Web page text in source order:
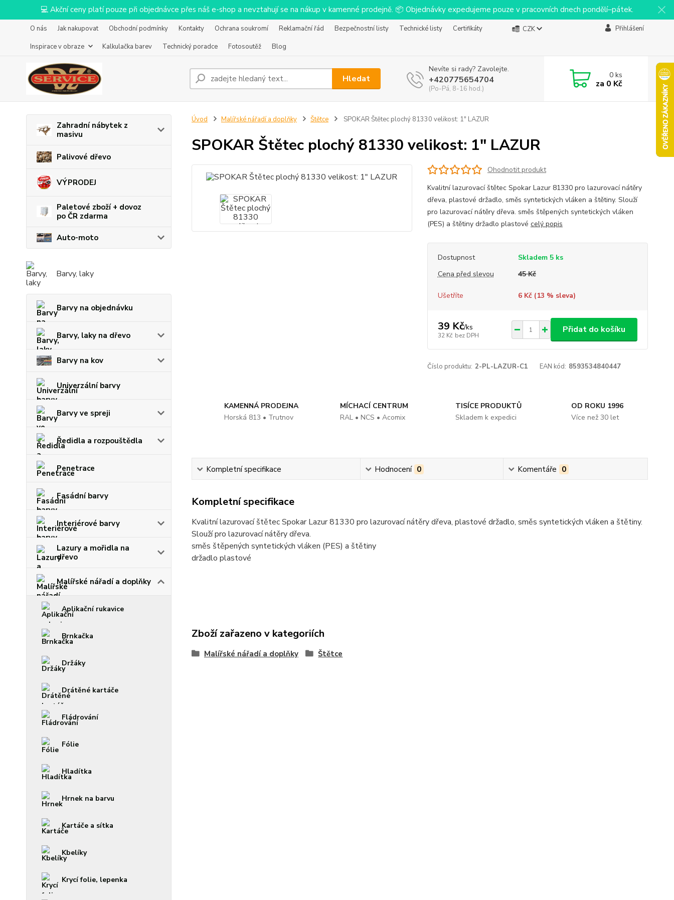
💻 Akční ceny platí pouze při objednávce přes náš e-shop a nevztahují se na nákup v kamenné prodejně. 📦 Objednávky expedujeme pouze v pracovních dnech pondělí–pátek.
O nás Jak nakupovat Obchodní podmínky Kontakty Ochrana soukromí Reklamační řád Bezpečnostní listy Technické listy
Certifikáty
Inspirace v obraze
Kalkulačka barev Technický poradce Fotosoutěž Blog
CZK Přihlášení
Hledat
Nevíte si rady? Zavolejte.
+420775654704
(Po-Pá, 8-16 hod.)
0ks
za 0 Kč
Zahradní nábytek z
masivu
Palivové dřevo
VÝPRODEJ
Paletové zboží + dovoz
po ČR zdarma
Auto-moto
Barvy, laky
Barvy na objednávku
Barvy, laky na dřevo
Barvy na kov
Univerzální barvy
Barvy ve spreji
Ředidla a rozpouštědla
Penetrace
Fasádní barvy
Interiérové barvy
Lazury a mořidla na
dřevo
Malířské nářadí a doplňky
Aplikační rukavice
Brnkačka
Držáky
Drátěné kartáče
Fládrování
Fólie
Hladítka
Hrnek na barvu
Kartáče a sítka
Kbelíky
Krycí folie, lepenka
Úvod Malířské nářadí a doplňky Štětce SPOKAR Štětec plochý 81330 velikost: 1" LAZUR
SPOKAR Štětec plochý 81330 velikost: 1" LAZUR
Ohodnotit produkt
Kvalitní lazurovací štětec Spokar Lazur 81330 pro lazurovací nátěry
dřeva, plastové držadlo, směs syntetických vláken a štětiny. Slouží
pro lazurovací nátěry dřeva. směs štěpených syntetických vláken
(PES) a štětiny držadlo plastové celý popis
Dostupnost
Skladem 5 ks
Cena před slevou
45 Kč
Ušetříte 6 Kč (13 % sleva)
39 Kč/ks
32 Kč bez DPH
Přidat do košíku
Číslo produktu: 2-PL-LAZUR-C1 EAN kód: 8593534840447
KAMENNÁ PRODEJNA
Horská 813 • Trutnov
MÍCHACÍ CENTRUM
RAL • NCS • Acomix
TISÍCE PRODUKTŮ
Skladem k expedici
OD ROKU 1996
Více než 30 let
Kompletní specifikace Hodnocení 0 Komentáře 0
Kompletní specifikace
Kvalitní lazurovací štětec Spokar Lazur 81330 pro lazurovací nátěry dřeva, plastové držadlo, směs syntetických vláken a štětiny.
Slouží pro lazurovací nátěry dřeva.
směs štěpených syntetických vláken (PES) a štětiny
držadlo plastové
Zboží zařazeno v kategoriích
Malířské nářadí a doplňky Štětce